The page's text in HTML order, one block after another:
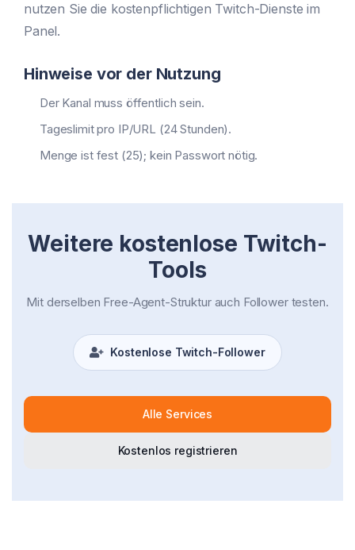
nutzen Sie die kostenpflichtigen Twitch-Dienste im
Panel.
Hinweise vor der Nutzung
Der Kanal muss öffentlich sein.
Tageslimit pro IP/URL (24 Stunden).
Menge ist fest (25); kein Passwort nötig.
Weitere kostenlose Twitch-
Tools
Mit derselben Free-Agent-Struktur auch Follower testen.
Kostenlose Twitch-Follower
Alle Services
Kostenlos registrieren